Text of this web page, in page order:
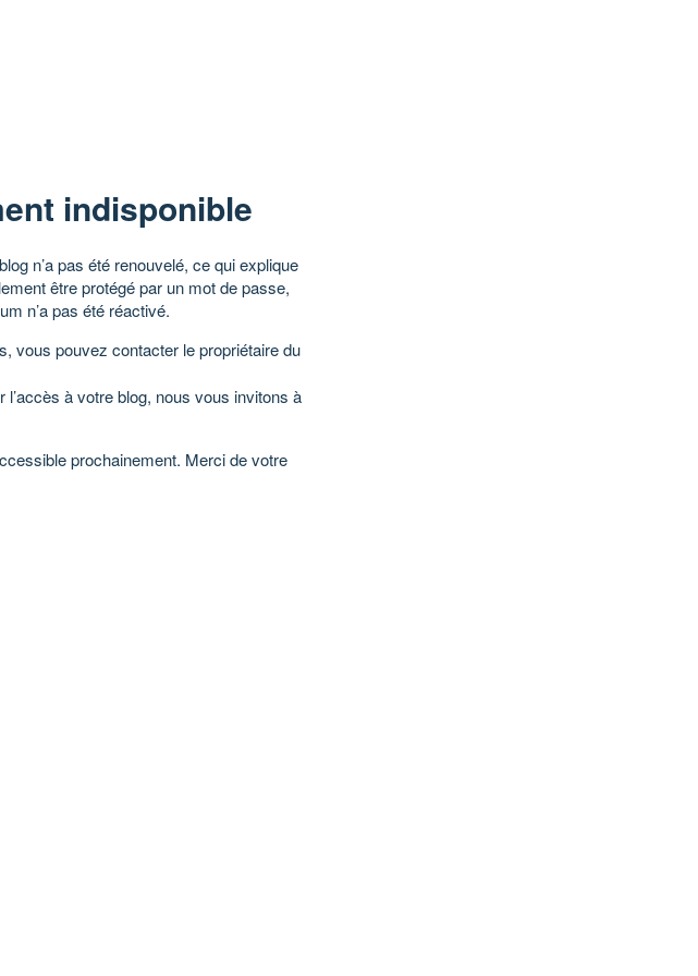
indisponible
n’a pas été renouvelé, ce qui explique
être protégé par un mot de passe,
n’a pas été réactivé.
vous pouvez contacter le propriétaire du
l’accès à votre blog, nous vous invitons à
prochainement. Merci de votre